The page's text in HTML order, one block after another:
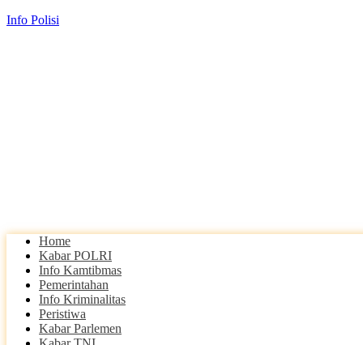
Info Polisi
Home
Kabar POLRI
Info Kamtibmas
Pemerintahan
Info Kriminalitas
Peristiwa
Kabar Parlemen